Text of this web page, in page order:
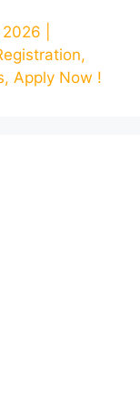
|
Apply Now !